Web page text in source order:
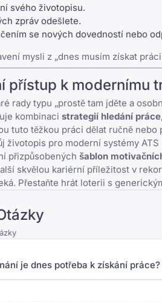
svého životopisu.
zpráv odešlete.
se nových dovedností nebo
mysli z „dnes musím získat
přístup k modernímu
rady typu „prostě tam jděte a
kombinaci strategií hledání práce
tuto těžkou práci dělat ručně nebo
životopis pro moderní systémy
přizpůsobených šablon
skvělou kariérní příležitost v
Přestaňte hrát loterii s
je dnes potřeba k získání práce?